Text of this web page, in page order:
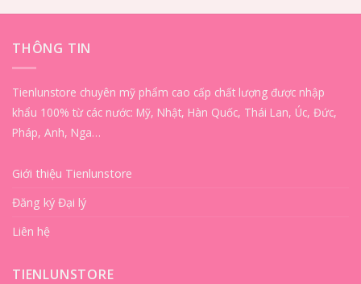
THÔNG TIN
Tienlunstore chuyên mỹ phẩm cao cấp chất lượng được nhập
khẩu 100% từ các nước: Mỹ, Nhật, Hàn Quốc, Thái Lan, Úc, Đức,
Pháp, Anh, Nga…
Giới thiệu Tienlunstore
Đăng ký Đại lý
Liên hệ
TIENLUNSTORE